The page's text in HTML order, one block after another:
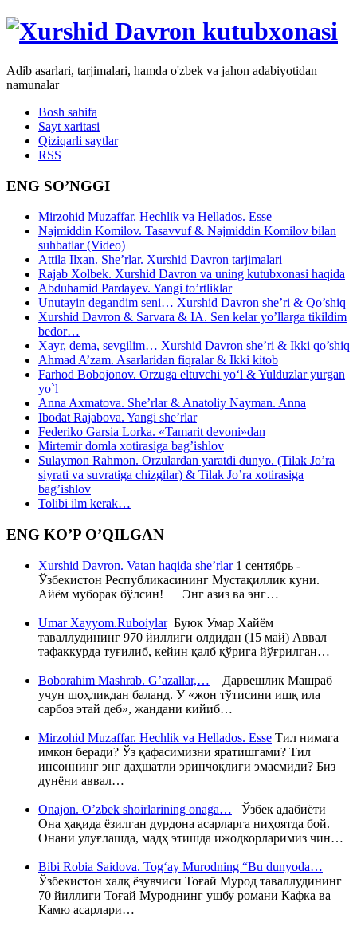
Adib asarlari, tarjimalari, hamda o'zbek va jahon adabiyotidan
namunalar
Bosh sahifa
Sayt xaritasi
Qiziqarli saytlar
RSS
ENG SO’NGGI
Mirzohid Muzaffar. Hechlik va Hellados. Esse
Najmiddin Komilov. Tasavvuf & Najmiddin Komilov bilan
suhbatlar (Video)
Attila Ilxan. She’rlar. Xurshid Davron tarjimalari
Rajab Xolbek. Xurshid Davron va uning kutubxonasi haqida
Abduhamid Pardayev. Yangi to’rtliklar
Unutayin degandim seni… Xurshid Davron she’ri & Qo’shiq
Xurshid Davron & Sarvara & IA. Sen kelar yo’llarga tikildim
bedor…
Xayr, dema, sevgilim… Xurshid Davron she’ri & Ikki qo’shiq
Ahmad A’zam. Asarlaridan fiqralar & Ikki kitob
Farhod Bobojonov. Orzuga eltuvchi yo‘l & Yulduzlar yurgan
yo`l
Anna Axmatova. She’rlar & Anatoliy Nayman. Anna
Ibodat Rajabova. Yangi she’rlar
Federiko Garsia Lorka. «Tamarit devoni»dan
Mirtemir domla xotirasiga bag’ishlov
Sulaymon Rahmon. Orzulardan yaratdi dunyo. (Tilak Jo’ra
siyrati va suvratiga chizgilar) & Tilak Jo’ra xotirasiga
bag’ishlov
Tolibi ilm kerak…
ENG KO’P O’QILGAN
Xurshid Davron. Vatan haqida she’rlar1 сентябрь -
Ўзбекистон Республикасининг Мустақиллик куни.
Айём муборак бўлсин! Энг азиз ва энг…
Umar Xayyom.RuboiylarБуюк Умар Хайём
таваллудининг 970 йиллиги олдидан (15 май) Аввал
тафаккурда туғилиб, кейин қалб қўрига йўғрилган…
Boborahim Mashrab. G’azallar,… Дарвешлик Машраб
учун шоҳликдан баланд. У «жон тўтисини ишқ ила
сарбоз этай деб», жандани кийиб…
Mirzohid Muzaffar. Hechlik va Hellados. Esse Тил нимага
имкон беради? Ўз қафасимизни яратишгами? Тил
инсоннинг энг даҳшатли эринчоқлиги эмасмиди? Биз
дунёни аввал…
Onajon. O’zbek shoirlarining onaga… Ўзбек адабиёти
Она ҳақида ёзилган дурдона асарларга ниҳоятда бой.
Онани улуғлашда, мадҳ этишда ижодкорларимиз чин…
Bibi Robia Saidova. Tog‘ay Murodning “Bu dunyoda…
Ўзбекистон халқ ёзувчиси Тоғай Мурод таваллудининг
70 йиллиги Тоғай Муроднинг ушбу романи Кафка ва
Камю асарлари…